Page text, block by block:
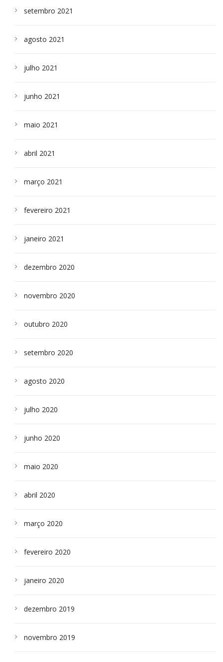
setembro 2021
agosto 2021
julho 2021
junho 2021
maio 2021
abril 2021
março 2021
fevereiro 2021
janeiro 2021
dezembro 2020
novembro 2020
outubro 2020
setembro 2020
agosto 2020
julho 2020
junho 2020
maio 2020
abril 2020
março 2020
fevereiro 2020
janeiro 2020
dezembro 2019
novembro 2019